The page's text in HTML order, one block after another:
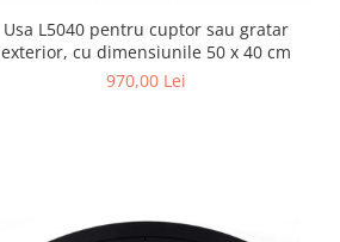
Usa L5040 pentru cuptor sau gratar
exterior, cu dimensiunile 50 x 40 cm
970,00 Lei